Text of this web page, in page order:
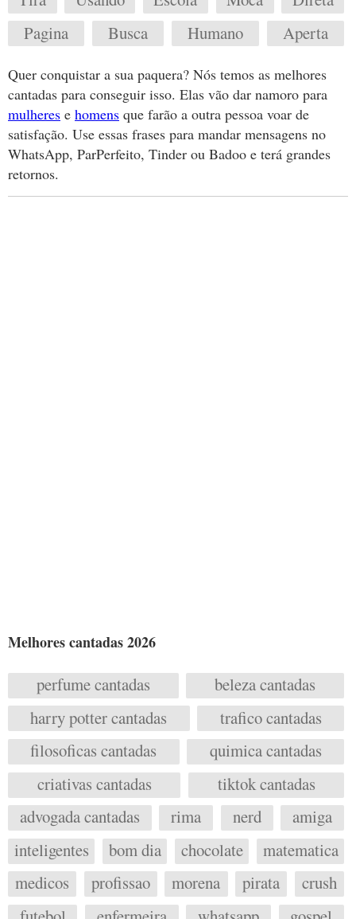
Pagina
Busca Humano Aperta
Quer conquistar a sua paquera? Nós temos as melhores
cantadas para conseguir isso. Elas vão dar namoro para
mulheres e homens que farão a outra pessoa voar de
satisfação. Use essas frases para mandar mensagens no
WhatsApp, ParPerfeito, Tinder ou Badoo e terá grandes
retornos.
Melhores cantadas 2026
perfume cantadas
beleza cantadas
harry potter cantadas
trafico cantadas
filosoficas cantadas
quimica cantadas
criativas cantadas
tiktok cantadas
advogada cantadas
rima nerd
amiga
inteligentes
bom dia chocolate
matematica
medicos
profissao morena pirata
crush